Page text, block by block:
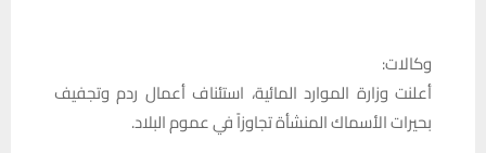
وكالات:
أعلنت وزارة الموارد المائية، استئناف أعمال ردم وتجفيف
بحيرات الأسماك المنشأة تجاوزاً في عموم البلاد.